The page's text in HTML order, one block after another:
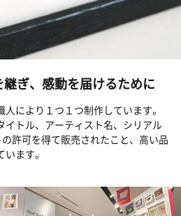
ぎ、感動を届けるために
により１つ１つ制作しています。
イトル、アーティスト名、シリアル
許可を得て販売されたこと、高い品
ます。